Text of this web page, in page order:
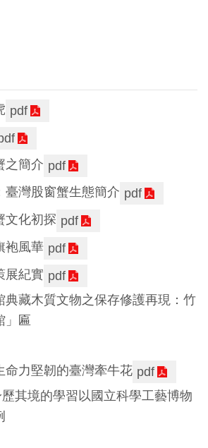
pdf
之簡介 pdf
臺灣股窗蟹生態簡介 pdf
文化初探 pdf
袍風華 pdf
展紀實 pdf
典藏木質文物之保存修護再現：竹
」匾
命力堅韌的臺灣牽牛花 pdf
其境的學習以國立科學工藝博物